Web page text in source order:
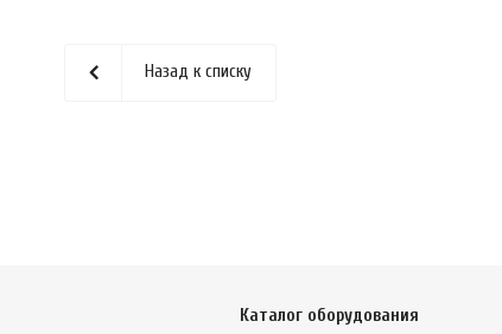
Назад к списку
Каталог оборудования